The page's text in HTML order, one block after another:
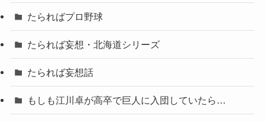
たらればプロ野球
たられば妄想・北海道シリーズ
たられば妄想話
もしも江川卓が高卒で巨人に入団していたら…